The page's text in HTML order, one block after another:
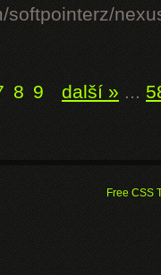
softpointerz/
8 9 další » ...
Free CSS